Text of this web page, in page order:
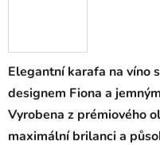
Elegantní karafa na víno
designem Fiona a
Vyrobena z prémiového
maximální brilanci a